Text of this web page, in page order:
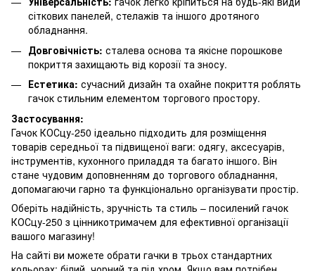
сіткових панелей, стелажів та іншого дротяного
обладнання.
Довговічність: сталева основа та якісне порошкове
покриття захищають від корозії та зносу.
Естетика: сучасний дизайн та охайне покриття роблять
гачок стильним елементом торгового простору.
Застосування:
Гачок КОСцу-250 ідеально підходить для розміщення
товарів середньої та підвищеної ваги: одягу, аксесуарів,
інструментів, кухонного приладдя та багато іншого. Він
стане чудовим доповненням до торгового обладнання,
допомагаючи гарно та функціонально організувати простір.
Оберіть надійність, зручність та стиль – посилений гачок
КОСцу-250 з цінникотримачем для ефективної організації
вашого магазину!
На сайті ви можете обрати гачки в трьох стандартних